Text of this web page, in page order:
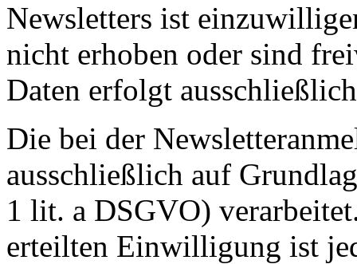
Newsletters ist
nicht erhoben oder sind
Daten erfolgt
Die bei der
ausschließlich auf
1 lit. a DSGVO)
erteilten Einwilligung ist